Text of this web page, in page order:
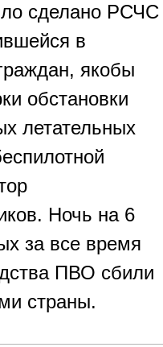
сделано РСЧС
в
якобы
обстановки
летательных
Ночь на 6
за все время
ПВО сбили
страны.